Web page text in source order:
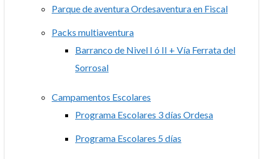
Parque de aventura Ordesaventura en Fiscal
Packs multiaventura
Barranco de Nivel I ó II + Vía Ferrata del
Sorrosal
Campamentos Escolares
Programa Escolares 3 días Ordesa
Programa Escolares 5 días